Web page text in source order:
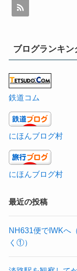
ブログランキン
鉄道コム
にほんブログ村
にほんブログ村
最近の投稿
NH631便でIWKへ
く①）